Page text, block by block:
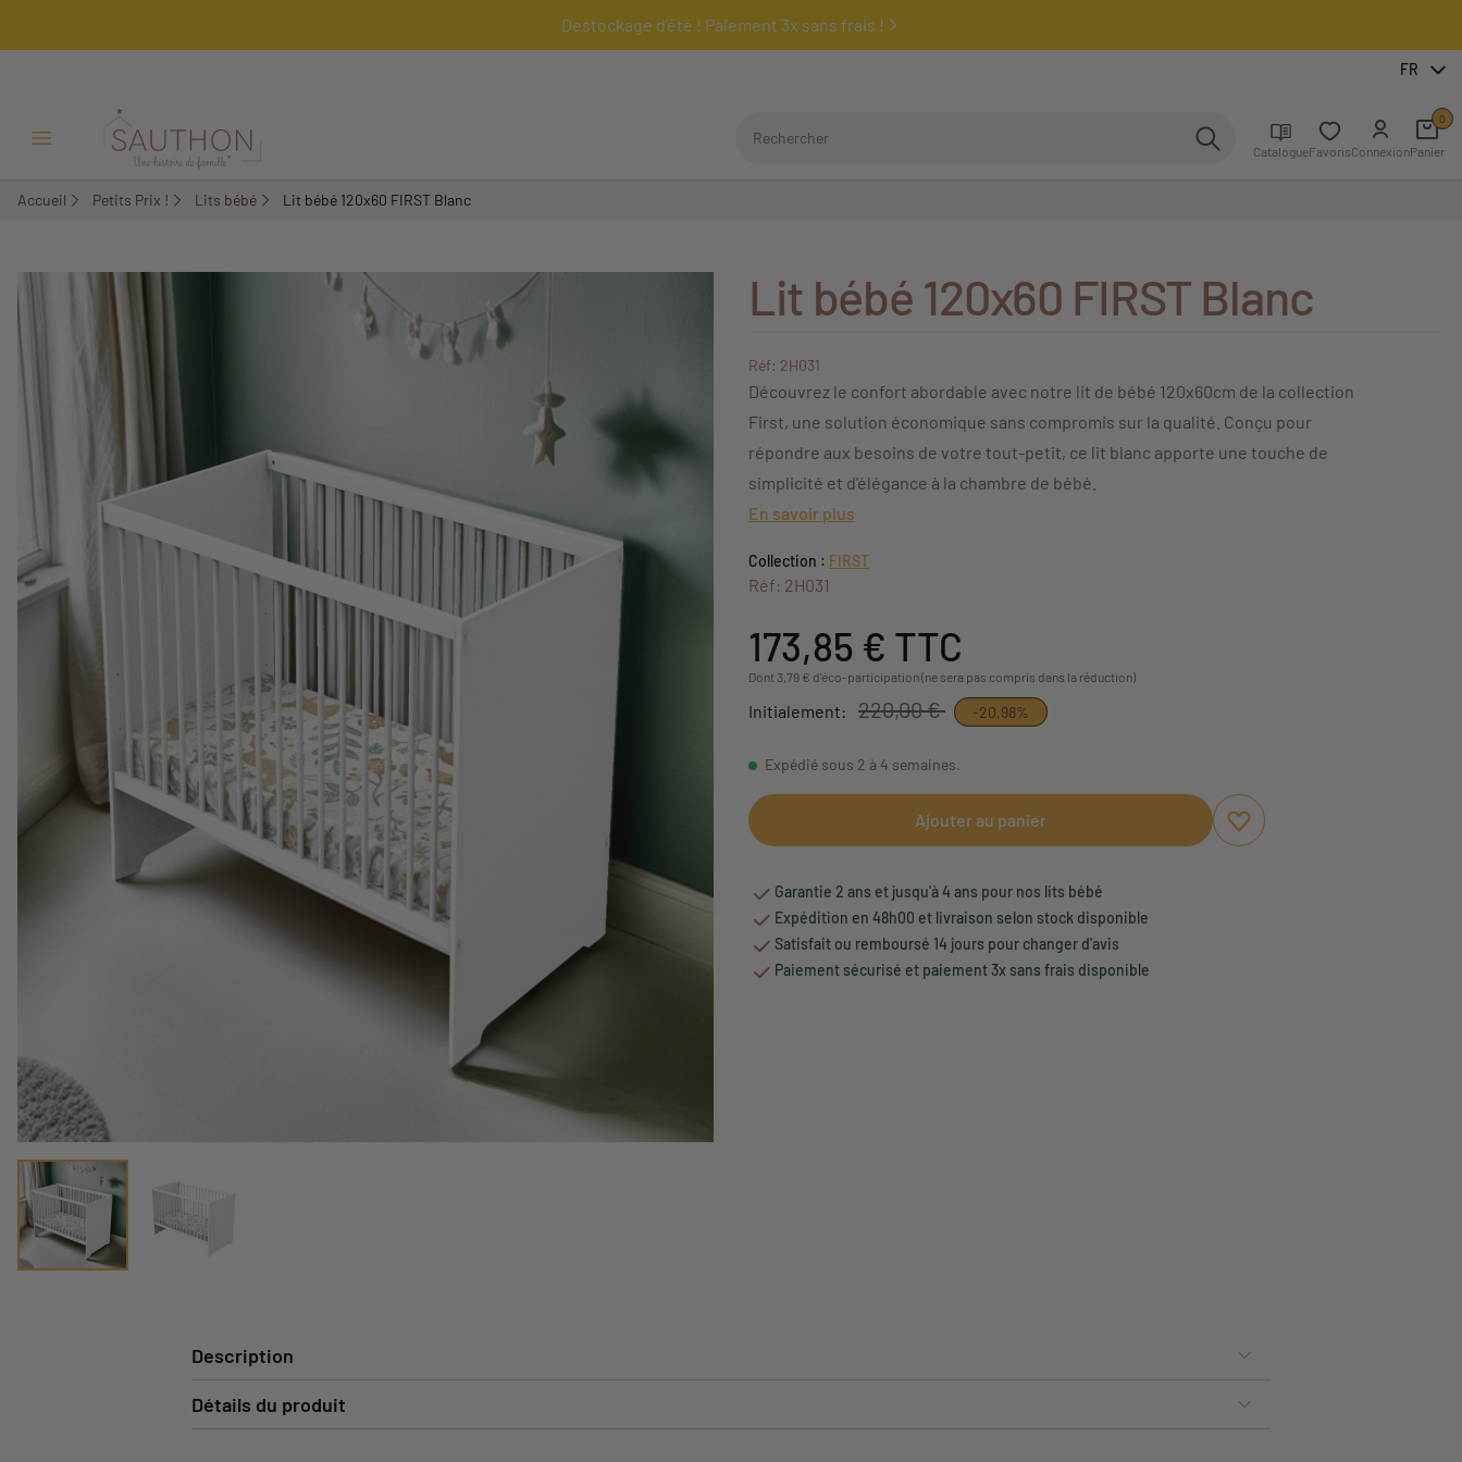
Destockage d'été ! Paiement 3x sans frais !
FR
Ouvrir/Fermer menu CatalogueFavorisConnexionPanier
0
Accueil Petits Prix ! Lits bébé Lit bébé 120x60 FIRST Blanc
Lit bébé 120x60 FIRST Blanc
Réf: 2H031
Découvrez le confort abordable avec notre lit de bébé 120x60cm de la collection
First, une solution économique sans compromis sur la qualité. Conçu pour
répondre aux besoins de votre tout-petit, ce lit blanc apporte une touche de
simplicité et d'élégance à la chambre de bébé.
En savoir plus
Collection : FIRST
Réf: 2H031
173,85 € TTC
Dont 3,79 € d'éco-participation (ne sera pas compris dans la réduction)
Initialement: 220,00 € -20,98%
Expédié sous 2 à 4 semaines.
Ajouter au panier
Ajouter aux favoris
Supprimer des favoris
Garantie 2 ans et jusqu'à 4 ans pour nos lits bébé
Expédition en 48h00 et livraison selon stock disponible
Satisfait ou remboursé 14 jours pour changer d'avis
Paiement sécurisé et paiement 3x sans frais disponible
Description
Détails du produit